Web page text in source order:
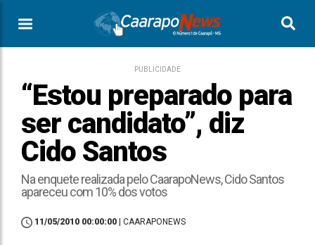
PUBLICIDADE
“Estou preparado para
ser candidato”, diz
Cido Santos
Na enquete realizada pelo CaarapoNews, Cido Santos
apareceu com 10% dos votos
11/05/2010 00:00:00 | CAARAPONEWS